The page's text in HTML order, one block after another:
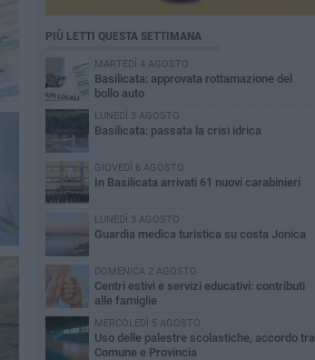
PIÙ LETTI QUESTA SETTIMANA
MARTEDÌ 4 AGOSTO
Basilicata: approvata rottamazione del
bollo auto
LUNEDÌ 3 AGOSTO
Basilicata: passata la crisi idrica
GIOVEDÌ 6 AGOSTO
In Basilicata arrivati 61 nuovi carabinieri
LUNEDÌ 3 AGOSTO
Guardia medica turistica su costa Jonica
DOMENICA 2 AGOSTO
Centri estivi e servizi educativi: contributi
alle famiglie
MERCOLEDÌ 5 AGOSTO
Uso delle palestre scolastiche, accordo tra
Comune e Provincia